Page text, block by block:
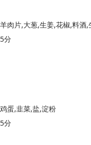
羊肉片,大葱,生姜,花椒,料酒
5分
鸡蛋,韭菜,盐,淀粉
5分